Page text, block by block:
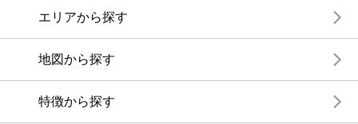
エリアから探す
地図から探す
特徴から探す